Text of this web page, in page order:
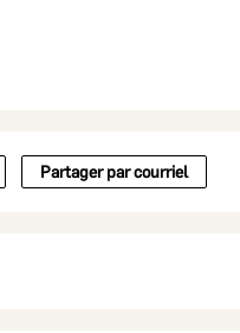
Partager par courriel